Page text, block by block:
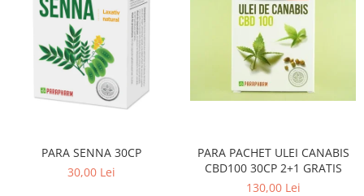
PARA SENNA 30CP
30,00 Lei
PARA PACHET ULEI CANABIS
CBD100 30CP 2+1 GRATIS
130,00 Lei